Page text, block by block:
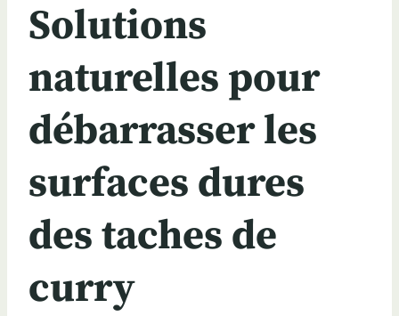
Solutions
naturelles pour
débarrasser les
surfaces dures
des taches de
curry